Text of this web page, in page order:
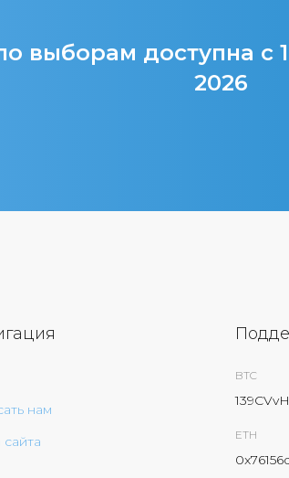
выборам доступна с
2026
нам
сайта
BTC
ETH